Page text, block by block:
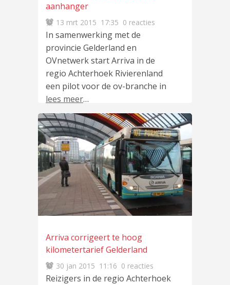
aanhanger
13 mrt 2015 17:35 0 reacties
In samenwerking met de
provincie Gelderland en
OVnetwerk start Arriva in de
regio Achterhoek Rivierenland
een pilot voor de ov-branche in
lees meer…
Arriva corrigeert te hoog
kilometertarief Gelderland
30 jan 2015 11:16 0 reacties
Reizigers in de regio Achterhoek